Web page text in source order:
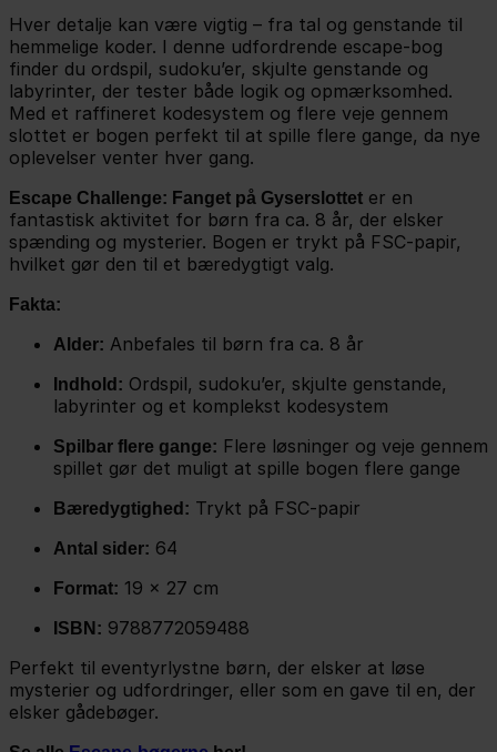
Hver detalje kan være vigtig – fra tal og genstande til
hemmelige koder. I denne udfordrende escape-bog
finder du ordspil, sudoku’er, skjulte genstande og
labyrinter, der tester både logik og opmærksomhed.
Med et raffineret kodesystem og flere veje gennem
slottet er bogen perfekt til at spille flere gange, da nye
oplevelser venter hver gang.
Escape Challenge: Fanget på Gyserslottet er en
fantastisk aktivitet for børn fra ca. 8 år, der elsker
spænding og mysterier. Bogen er trykt på FSC-papir,
hvilket gør den til et bæredygtigt valg.
Fakta:
Alder: Anbefales til børn fra ca. 8 år
Indhold: Ordspil, sudoku’er, skjulte genstande,
labyrinter og et komplekst kodesystem
Spilbar flere gange: Flere løsninger og veje gennem
spillet gør det muligt at spille bogen flere gange
Bæredygtighed: Trykt på FSC-papir
Antal sider: 64
Format: 19 x 27 cm
ISBN: 9788772059488
Perfekt til eventyrlystne børn, der elsker at løse
mysterier og udfordringer, eller som en gave til en, der
elsker gådebøger.